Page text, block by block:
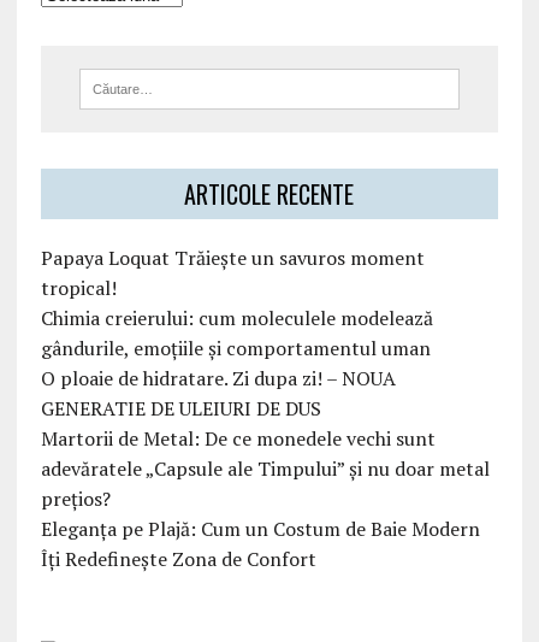
ARTICOLE RECENTE
Papaya Loquat Trăiește un savuros moment
tropical!
Chimia creierului: cum moleculele modelează
gândurile, emoțiile și comportamentul uman
O ploaie de hidratare. Zi dupa zi! – NOUA
GENERATIE DE ULEIURI DE DUS
Martorii de Metal: De ce monedele vechi sunt
adevăratele „Capsule ale Timpului” și nu doar metal
prețios?
Eleganța pe Plajă: Cum un Costum de Baie Modern
Îți Redefinește Zona de Confort